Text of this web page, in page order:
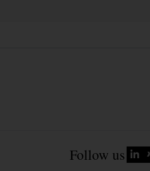
Follow us